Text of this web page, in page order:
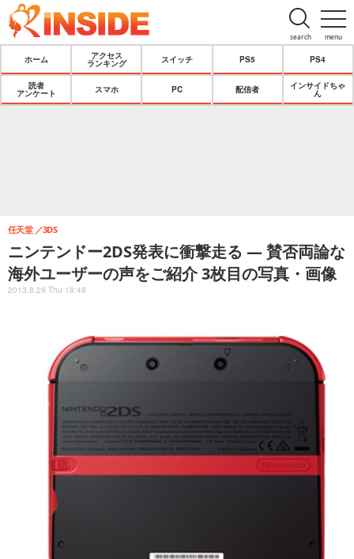
menu
search
ホーム
アクセス
ランキング
スイッチ PS5 PS4
読者
アンケート
スマホ PC 配信者
インサイドちゃ
ん
ニンテンドー2DS発表に衝撃走る ― 賛否両論な
海外ユーザーの声をご紹介 3枚目の写真・画像
任天堂 3DS
2013.8.29 Thu 18:48